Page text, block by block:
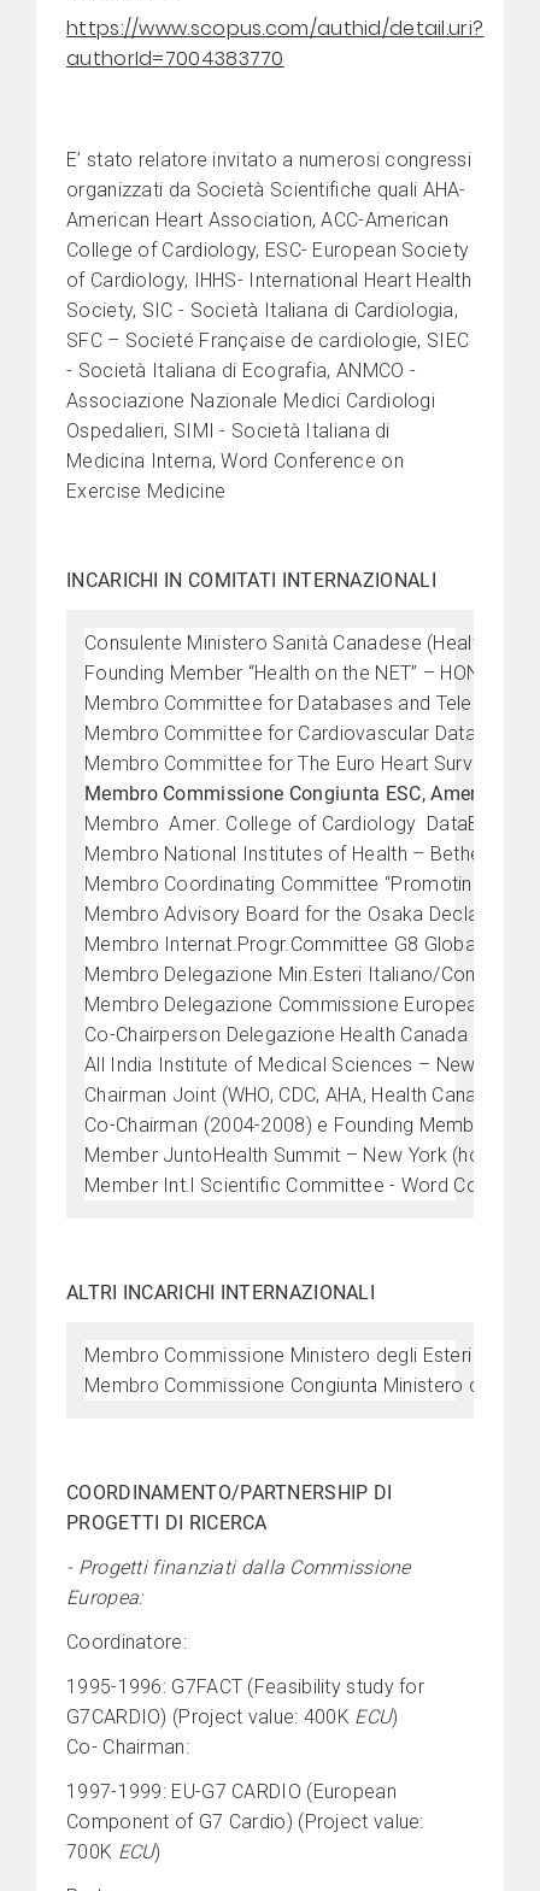
https://www.scopus.com/authid/detail.uri?
authorId=7004383770
E’ stato relatore invitato a numerosi congressi
organizzati da Società Scientifiche quali AHA-
American Heart Association, ACC-American
College of Cardiology, ESC- European Society
of Cardiology, IHHS- International Heart Health
Society, SIC - Società Italiana di Cardiologia,
SFC – Societé Française de cardiologie, SIEC
- Società Italiana di Ecografia, ANMCO -
Associazione Nazionale Medici Cardiologi
Ospedalieri, SIMI - Società Italiana di
Medicina Interna, Word Conference on
Exercise Medicine
INCARICHI IN COMITATI INTERNAZIONALI
Consulente Ministero Sanità Canadese (Health
Founding Member “Health on the NET” – HONCode
Membro Committee for Databases and Telematic
Membro Committee for Cardiovascular
Membro Committee for The Euro Heart Surveys of
Membro Commissione Congiunta ESC, Amer.
Membro Amer. College of Cardiology DataBase
Membro National Institutes of Health – Bethesda
Membro Coordinating Committee “Promoting
Membro Advisory Board for the Osaka Declaration
Membro Internat.Progr.Committee G8 Global
Membro Delegazione Min.Esteri Italiano/
Membro Delegazione Commissione Europea/ per
Co-Chairperson Delegazione Health Canada per
All India Institute of Medical Sciences – New Delhi
Chairman Joint (WHO, CDC, AHA, Health Canada,
Co-Chairman (2004-2008) e Founding Member
Member JuntoHealth Summit – New York (hosted
Member Int.l Scientific Committee - Word
ALTRI INCARICHI INTERNAZIONALI
Membro Commissione Ministero degli Esteri -
Membro Commissione Congiunta Ministero degli
COORDINAMENTO/PARTNERSHIP DI
PROGETTI DI RICERCA
- Progetti finanziati dalla Commissione
Europea:
Coordinatore:
1995-1996: G7FACT (Feasibility study for
G7CARDIO) (Project value: 400K ECU)
Co- Chairman:
1997-1999: EU-G7 CARDIO (European
Component of G7 Cardio) (Project value:
700K ECU)